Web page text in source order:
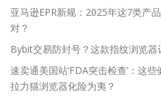
亚马逊EPR新规：2025年这7类产
对？
Bybit交易防封号？这款指纹浏览器
速卖通美国站‘FDA突击检查’：这
拉力猫浏览器化险为夷？